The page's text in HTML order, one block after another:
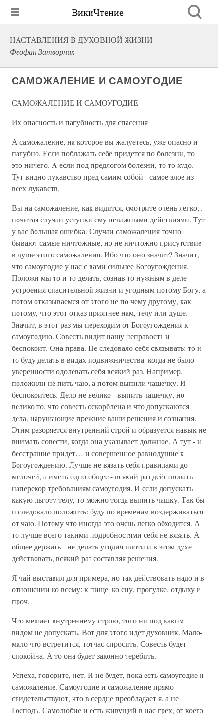
ВикиЧтение
НАСТАВЛЕНИЯ В ДУХОВНОЙ ЖИЗНИ
Феофан Затворник
САМОЖАЛЕНИЕ И САМОУГОДИЕ
САМОЖАЛЕНИЕ И САМОУГОДИЕ
Их опасность и пагубность для спасения
А саможаление, на которое вы жалуетесь, уже опасно и
пагубно. Если поблажать себе придется по болезни, то
это ничего. А если под предлогом болезни, то то худо.
Тут видно лукавство пред самим собой - самое злое из
всех лукавств.
Вы на саможаление, как видится, смотрите очень легко,..
почитая случаи уступки ему неважными действиями. Тут
у вас большая ошибка. Случаи саможаления точно
бывают самые ничтожные, но не ничтожно присутствие
в душе этого саможаления. Ибо что оно значит? Значит,
что самоугодие у нас с вами сильнее Богоугождения.
Положи мы то и то делать, сознав то нужным в деле
устроения спасительной жизни и угодным потому Богу, а
потом отказываемся от этого не по чему другому, как
потому, что этот отказ приятнее нам, телу или душе.
Значит, в этот раз мы переходим от Богоугождения к
самоугодию. Совесть видит нашу неправость и
беспокоит. Она права. Не следовало себя связывать: то и
то буду делать в видах подвижничества, когда не было
уверенности одолевать себя всякий раз. Например,
положили не пить чаю, а потом выпили чашечку. И
беспокоитесь. Дело не велико - выпить чашечку, но
велико то, что совесть оскорблена и что допускаются
дела, нарушающие прежние ваши решения и сознания.
Этим разоряется внутренний строй и образуется навык не
внимать совести, когда она указывает должное. А тут - и
бесстрашие придет… и совершенное равнодушие к
Богоугождению. Лучше не вязать себя правилами до
мелочей, а иметь одно общее - всякий раз действовать
наперекор требованиям самоугодия. И если допускать
какую льготу телу, то можно тогда выпить чашку. Так бы
и следовало положить: буду по временам воздерживаться
от чаю. Потому что иногда это очень легко обходится. А
то лучше всего такими подробностями себя не вязать. А
общее держать - не делать угодия плоти и в этом духе
действовать, всякий раз составляя решения.
Я чай выставил для примера, но так действовать надо и в
отношении ко всему: к пище, ко сну, прогулке, отдыху и
проч.
Что мешает внутреннему строю, того ни под каким
видом не допускать. Вот для этого идет духовник. Мало-
мало что встретится, тотчас спросить. Совесть будет
спокойна. А то она будет законно теребить.
Успеха, говорите, нет. И не будет, пока есть самоугодие и
саможаление. Самоугодие и саможаление прямо
свидетельствуют, что в сердце преобладает я, а не
Господь. Самолюбие и есть живущий в нас грех, от коего